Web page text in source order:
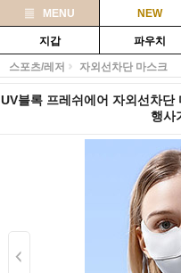
MENU NEW
지갑 파우치
스포츠/레저 자외선차단 마스크
UV블록 프레쉬에어 자외선차
행사